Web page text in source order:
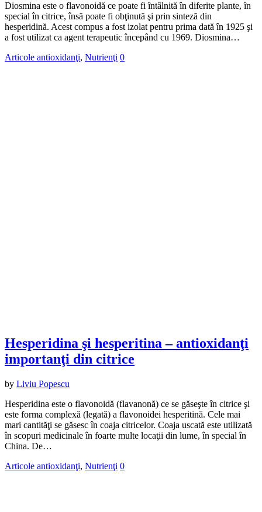
Diosmina este o flavonoidă ce poate fi întâlnită în diferite plante, în
special în citrice, însă poate fi obţinută şi prin sinteză din
hesperidină. Acest compus a fost izolat pentru prima dată în 1925 şi
a fost utilizat ca agent terapeutic începând cu 1969. Diosmina…
Articole antioxidanţi, Nutrienţi 0
Hesperidina şi hesperitina – antioxidanţi
importanţi din citrice
by Liviu Popescu
Hesperidina este o flavonoidă (flavanonă) ce se găseşte în citrice şi
este forma complexă (legată) a flavonoidei hesperitină. Cele mai
mari cantităţi se găsesc în coaja citricelor. Coaja uscată este utilizată
în scopuri medicinale în foarte multe locaţii din lume, în special în
China. De…
Articole antioxidanţi, Nutrienţi 0